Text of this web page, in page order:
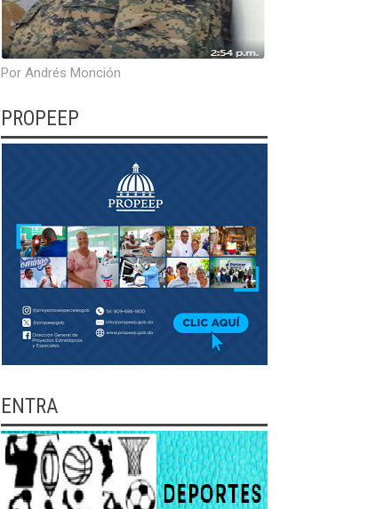
Por Andrés Monción
PROPEEP
ENTRA